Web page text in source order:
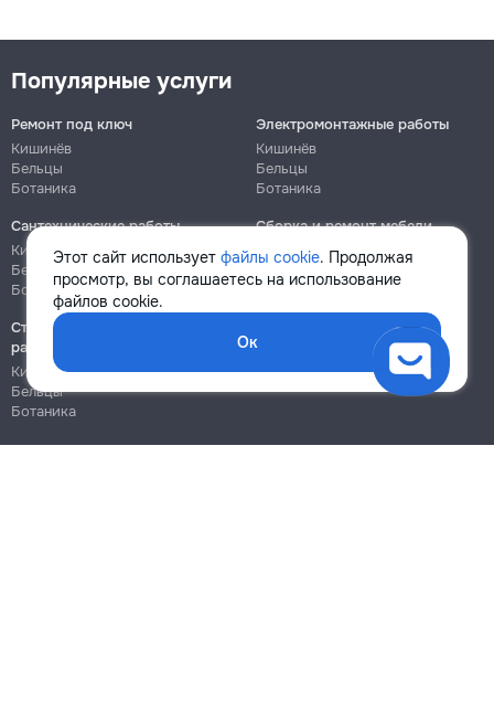
Этот сайт использует файлы cookie. Продолжая
просмотр, вы соглашаетесь на использование
файлов cookie.
Ок
Популярные услуги
Ремонт под ключ
Кишинёв
Бельцы
Ботаника
Электромонтажные работы
Кишинёв
Бельцы
Ботаника
Сантехнические работы
Кишинёв
Бельцы
Ботаника
Сборка и ремонт мебели
Кишинёв
Ботаника
Строительно-монтажные
работы
Кишинёв
Бельцы
Ботаника